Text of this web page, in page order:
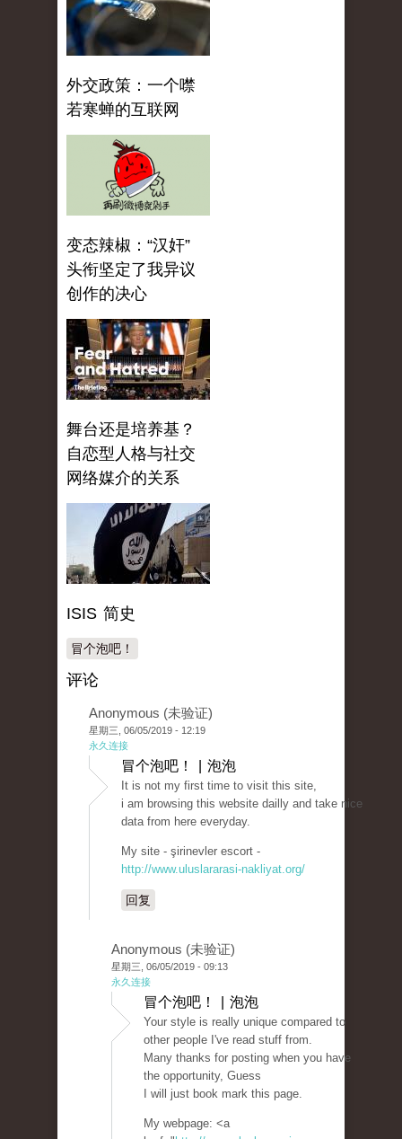
外交政策：一个噤
若寒蝉的互联网
变态辣椒：“汉奸”
头衔坚定了我异议
创作的决心
舞台还是培养基？
自恋型人格与社交
网络媒介的关系
ISIS 简史
冒个泡吧！
评论
Anonymous (未验证)
星期三, 06/05/2019 - 12:19
永久连接
冒个泡吧！ | 泡泡
It is not my first time to visit this site,
i am browsing this website dailly and take nice
data from here everyday.
My site - şirinevler escort -
http://www.uluslararasi-nakliyat.org/
回复
Anonymous (未验证)
星期三, 06/05/2019 - 09:13
永久连接
冒个泡吧！ | 泡泡
Your style is really unique compared to
other people I've read stuff from.
Many thanks for posting when you have
the opportunity, Guess
I will just book mark this page.
My webpage: <a